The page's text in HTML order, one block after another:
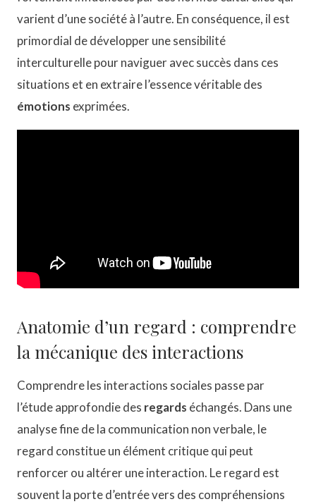
varient d’une société à l’autre. En conséquence, il est
primordial de développer une sensibilité
interculturelle pour naviguer avec succès dans ces
situations et en extraire l’essence véritable des
émotions exprimées.
Anatomie d’un regard : comprendre
la mécanique des interactions
Comprendre les interactions sociales passe par
l’étude approfondie des regards échangés. Dans une
analyse fine de la communication non verbale, le
regard constitue un élément critique qui peut
renforcer ou altérer une interaction. Le regard est
souvent la porte d’entrée vers des compréhensions